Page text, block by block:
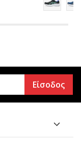
Είσοδος